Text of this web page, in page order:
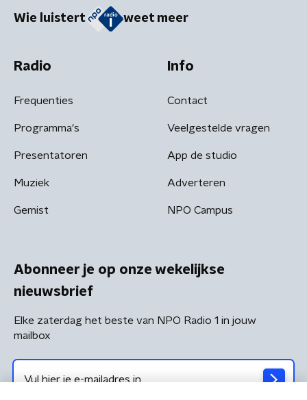
Wie luistert weet meer
Radio
Frequenties
Programma's
Presentatoren
Muziek
Gemist
Info
Contact
Veelgestelde vragen
App de studio
Adverteren
NPO Campus
Abonneer je op onze wekelijkse
nieuwsbrief
Elke zaterdag het beste van NPO Radio 1 in jouw
mailbox